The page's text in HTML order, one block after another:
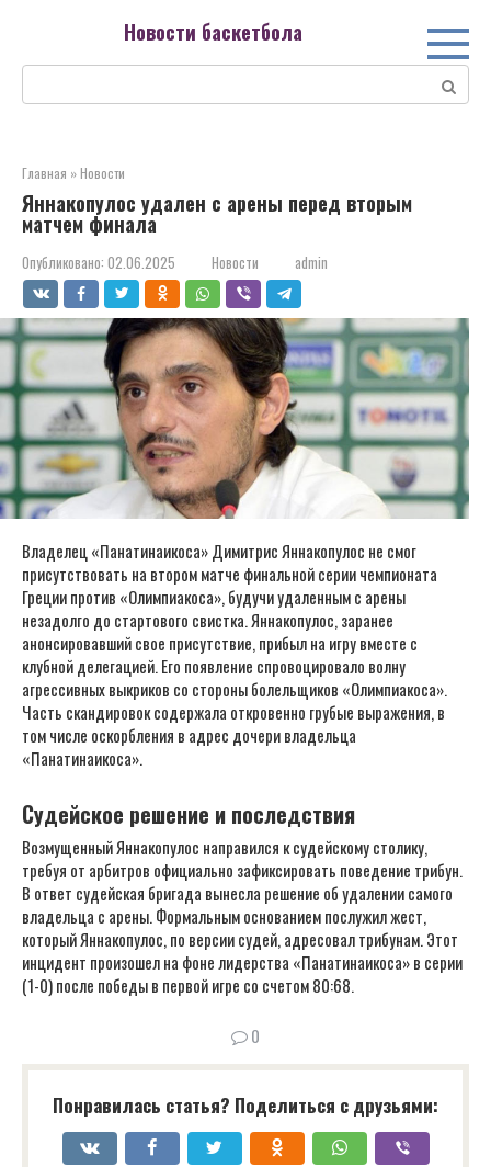
Новости баскетбола
Поиск:
Главная »Новости
Яннакопулос удален с арены перед вторым
матчем финала
Опубликовано: 02.06.2025 Новости admin
Владелец «Панатинаикоса» Димитрис Яннакопулос не смог
присутствовать на втором матче финальной серии чемпионата
Греции против «Олимпиакоса», будучи удаленным с арены
незадолго до стартового свистка. Яннакопулос, заранее
анонсировавший свое присутствие, прибыл на игру вместе с
клубной делегацией. Его появление спровоцировало волну
агрессивных выкриков со стороны болельщиков «Олимпиакоса».
Часть скандировок содержала откровенно грубые выражения, в
том числе оскорбления в адрес дочери владельца
«Панатинаикоса».
Судейское решение и последствия
Возмущенный Яннакопулос направился к судейскому столику,
требуя от арбитров официально зафиксировать поведение трибун.
В ответ судейская бригада вынесла решение об удалении самого
владельца с арены. Формальным основанием послужил жест,
который Яннакопулос, по версии судей, адресовал трибунам. Этот
инцидент произошел на фоне лидерства «Панатинаикоса» в серии
(1-0) после победы в первой игре со счетом 80:68.
0
Понравилась статья? Поделиться с друзьями: